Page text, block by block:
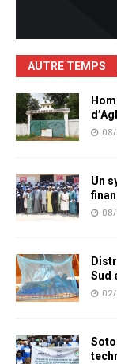
AUTRE TEMPS
Un
Sud